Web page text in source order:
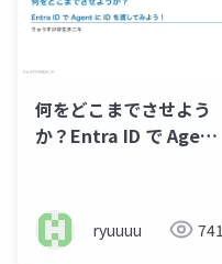
何をどこまでさせよう
か？Entra ID で Agent
ryuuuu 741